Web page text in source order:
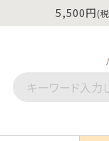
5,500円(